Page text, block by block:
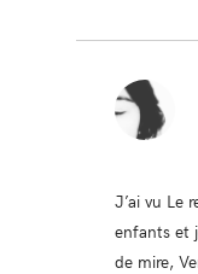
J’ai vu Le
enfants et
de mire,